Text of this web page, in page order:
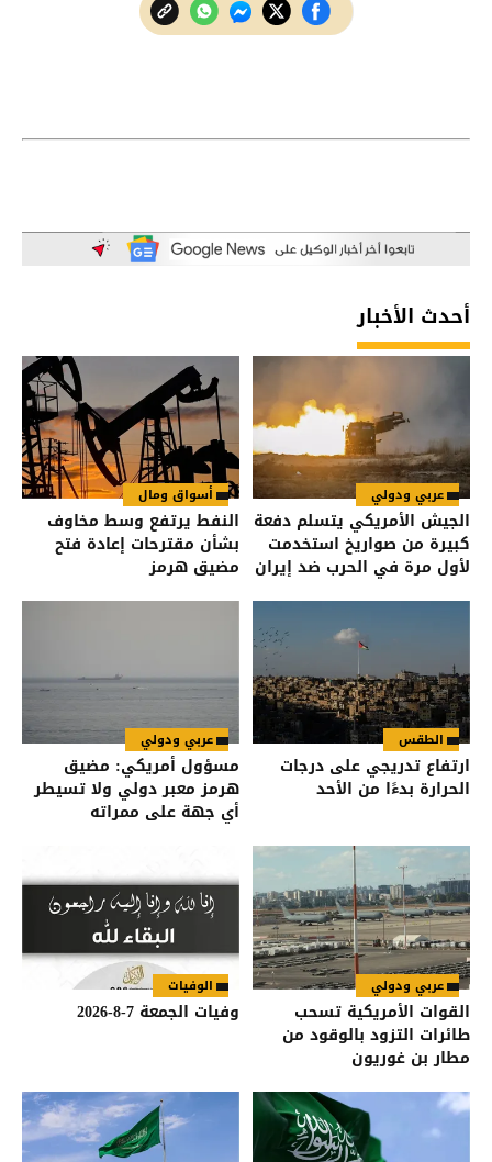
أحدث الأخبار
عربي ودولي
الجيش الأمريكي يتسلم دفعة
كبيرة من صواريخ استخدمت
لأول مرة في الحرب ضد إيران
أسواق ومال
النفط يرتفع وسط مخاوف
بشأن مقترحات إعادة فتح
مضيق هرمز
الطقس
ارتفاع تدريجي على درجات
الحرارة بدءًا من الأحد
عربي ودولي
مسؤول أمريكي: مضيق
هرمز معبر دولي ولا تسيطر
أي جهة على ممراته
عربي ودولي
القوات الأمريكية تسحب
طائرات التزود بالوقود من
مطار بن غوريون
الوفيات
وفيات الجمعة 7-8-2026